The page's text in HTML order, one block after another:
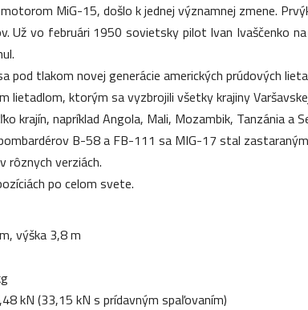
MiG-15, došlo k jednej významnej zmene.
Už vo februári 1950 sovietsky pilot Ivan Ivaščenko
pod tlakom novej generácie amerických prúdových
lietadlom, ktorým sa vyzbrojili všetky krajiny
krajín, napríklad Angola, Mali, Mozambik, Tanzánia a
B-58 a FB-111 sa MIG-17 stal
rôznych verziách.
po celom svete.
výška 3,8 m
kN (33,15 kN s prídavným spaľovaním)